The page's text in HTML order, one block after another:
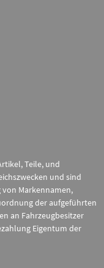
Teile, und
und sind
von Markennamen,
der aufgeführten
an Fahrzeugbesitzer
Eigentum der